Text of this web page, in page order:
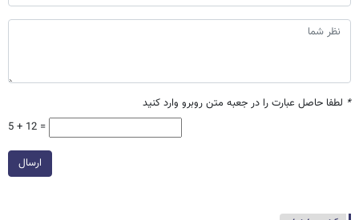
* لطفا حاصل عبارت را در جعبه متن روبرو وارد کنید
5 + 12 =
ارسال